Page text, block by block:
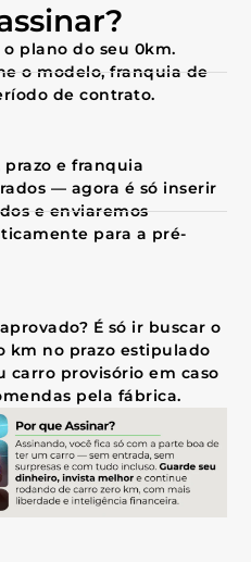
o plano do seu 0km.
o modelo, franquia de
de contrato.
prazo e franquia
— agora é só inserir
e enviaremos
para a pré-
É só ir buscar o
km no prazo estipulado
carro provisório em caso
pela fábrica.